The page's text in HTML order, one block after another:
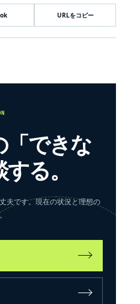
URLをコピー
「できな
る。
夫です。現在の状況と理想の